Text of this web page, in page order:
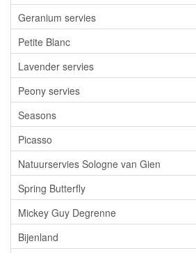
Geranium servies
Petite Blanc
Lavender servies
Peony servies
Seasons
Picasso
Natuurservies Sologne van Gien
Spring Butterfly
Mickey Guy Degrenne
Bijenland